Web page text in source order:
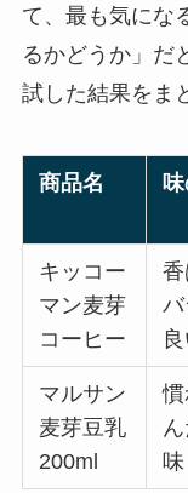
て、最も気にな
るかどうか」だ
試した結果をま
商品名
キッコー
マン麦芽
コーヒー
香
マルサン
麦芽豆乳
200ml
慣
味